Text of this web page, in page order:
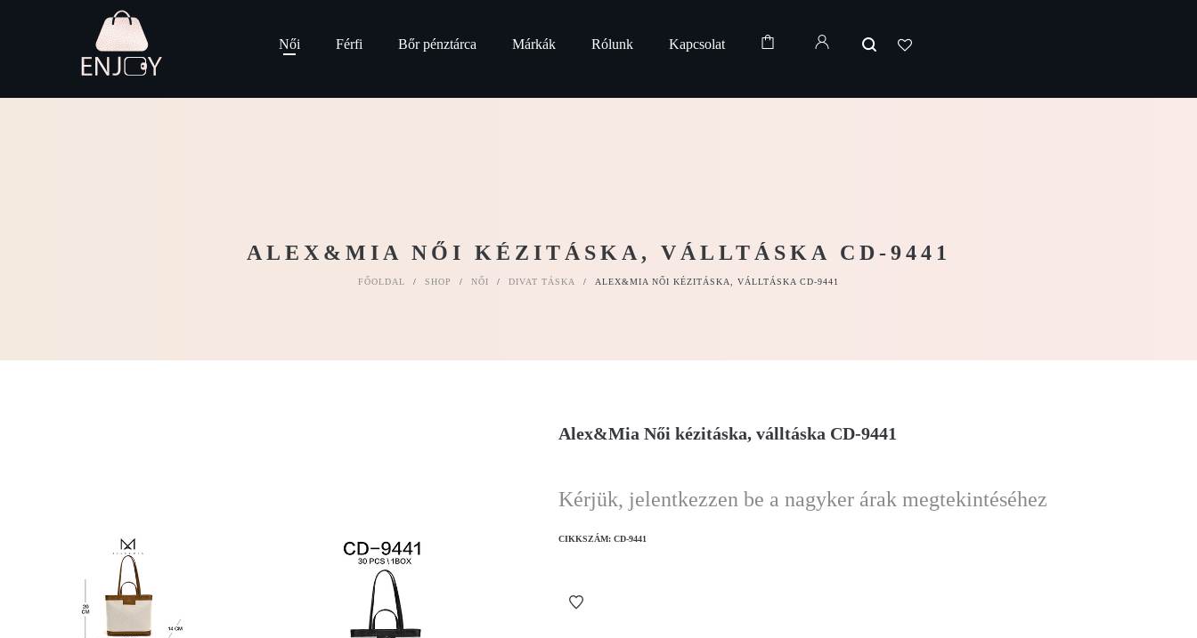
Női Férfi Bőr pénztárca Márkák Rólunk Kapcsolat
ALEX&MIA NŐI KÉZITÁSKA, VÁLLTÁSKA CD-9441
FŐOLDAL / SHOP / NŐI / DIVAT TÁSKA / ALEX&MIA NŐI KÉZITÁSKA, VÁLLTÁSKA CD-9441
Alex&Mia Női kézitáska, válltáska CD-9441
Kérjük, jelentkezzen be a nagyker árak megtekintéséhez
CIKKSZÁM: CD-9441